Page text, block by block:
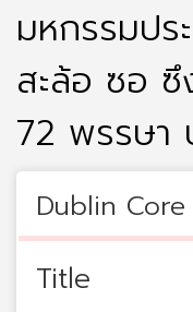
มหกรรมป
สะล้อ ซอ ซึ
72 พรรษา
Dublin Core
Title